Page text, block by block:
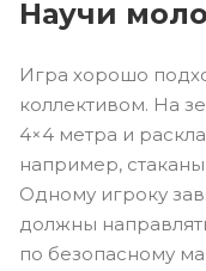
Научи
Игра хорошо
коллективом. На
4×4 метра и
например,
Одному игроку
должны
по безопасному